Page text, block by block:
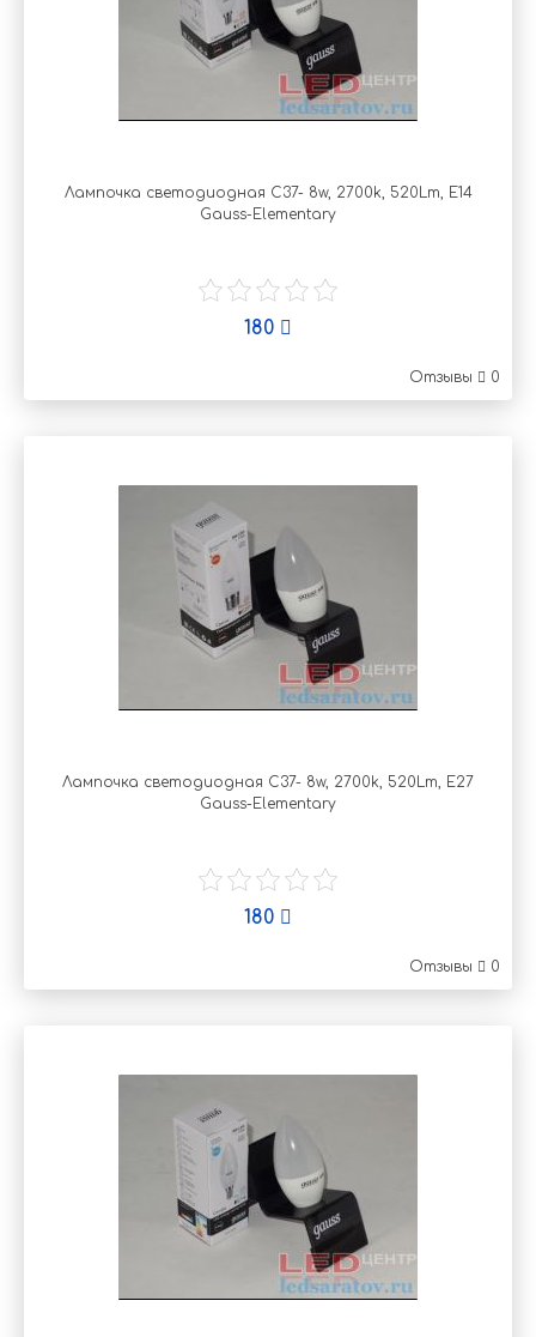
Лампочка светодиодная C37- 8w, 2700k, 520Lm, E14
Gauss-Elementary
180
Отзывы 0
Лампочка светодиодная C37- 8w, 2700k, 520Lm, E27
Gauss-Elementary
180
Отзывы 0